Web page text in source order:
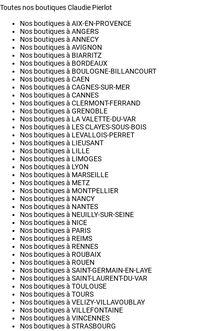
Toutes nos boutiques Claudie Pierlot
Nos boutiques à AIX-EN-PROVENCE
Nos boutiques à ANGERS
Nos boutiques à ANNECY
Nos boutiques à AVIGNON
Nos boutiques à BIARRITZ
Nos boutiques à BORDEAUX
Nos boutiques à BOULOGNE-BILLANCOURT
Nos boutiques à CAEN
Nos boutiques à CAGNES-SUR-MER
Nos boutiques à CANNES
Nos boutiques à CLERMONT-FERRAND
Nos boutiques à GRENOBLE
Nos boutiques à LA VALETTE-DU-VAR
Nos boutiques à LES CLAYES-SOUS-BOIS
Nos boutiques à LEVALLOIS-PERRET
Nos boutiques à LIEUSANT
Nos boutiques à LILLE
Nos boutiques à LIMOGES
Nos boutiques à LYON
Nos boutiques à MARSEILLE
Nos boutiques à METZ
Nos boutiques à MONTPELLIER
Nos boutiques à NANCY
Nos boutiques à NANTES
Nos boutiques à NEUILLY-SUR-SEINE
Nos boutiques à NICE
Nos boutiques à PARIS
Nos boutiques à REIMS
Nos boutiques à RENNES
Nos boutiques à ROUBAIX
Nos boutiques à ROUEN
Nos boutiques à SAINT-GERMAIN-EN-LAYE
Nos boutiques à SAINT-LAURENT-DU-VAR
Nos boutiques à TOULOUSE
Nos boutiques à TOURS
Nos boutiques à VELIZY-VILLAVOUBLAY
Nos boutiques à VILLEFONTAINE
Nos boutiques à VINCENNES
Nos boutiques à STRASBOURG